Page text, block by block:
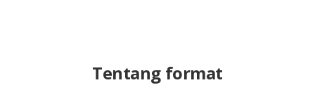
Tentang format